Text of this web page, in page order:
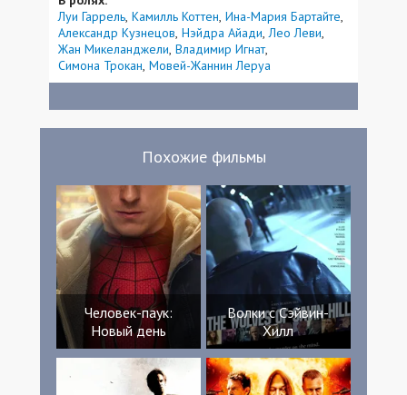
Луи Гаррель Камилль Коттен Ина-Мария Бартайте
Александр Кузнецов Нэйдра Айади Лео Леви
Жан Микеланджели Владимир Игнат
Симона Трокан Мовей-Жаннин Леруа
Похожие фильмы
Человек-паук:
Новый день
Волки с Сэйвин-
Хилл